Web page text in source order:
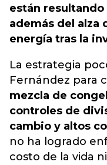
están
además del alza
energía tras la
La estrategia
Fernández para
mezcla de
controles de
cambio y altos
no ha logrado
costo de la vida